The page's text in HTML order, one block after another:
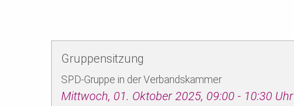
Gruppensitzung
SPD-Gruppe in der Verbandskammer
Mittwoch, 01. Oktober 2025, 09:00 ‐ 10:30 Uhr